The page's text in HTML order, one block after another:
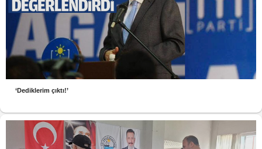
‘Dediklerim çıktı!’